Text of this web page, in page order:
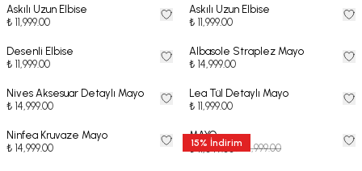
Askılı Uzun Elbise
₺ 11,999.00
Askılı Uzun Elbise
₺ 11,999.00
Desenli Elbise
₺ 11,999.00
Albasole Straplez Mayo
₺ 14,999.00
Nives Aksesuar Detaylı Mayo
₺ 14,999.00
Lea Tül Detaylı Mayo
₺ 11,999.00
Ninfea Kruvaze Mayo
₺ 14,999.00
15% İndirim
MAYO
₺ 11,049.00₺ 12,999.00